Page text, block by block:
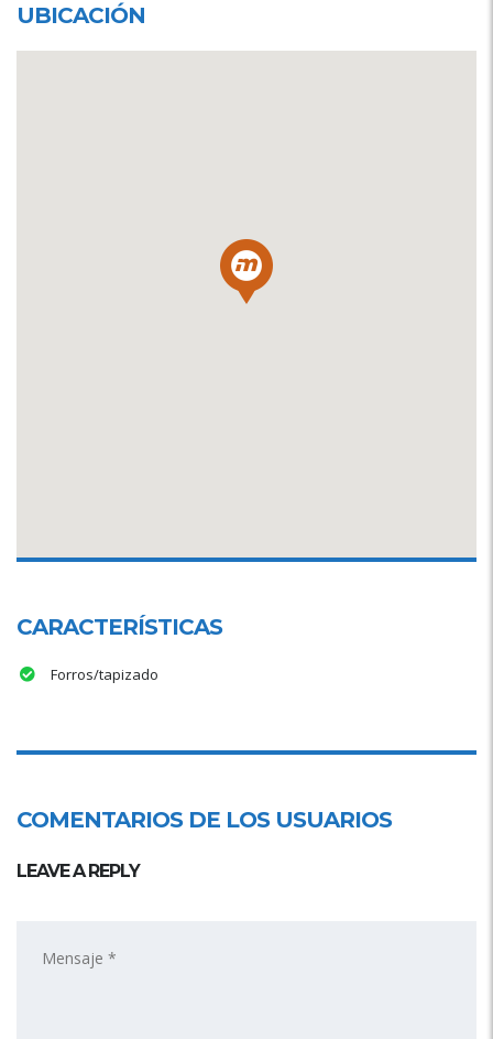
UBICACIÓN
CARACTERÍSTICAS
Forros/tapizado
COMENTARIOS DE LOS USUARIOS
LEAVE A REPLY